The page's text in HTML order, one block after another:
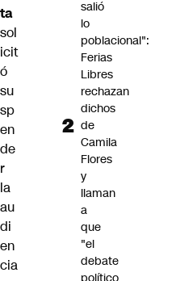
ta
sol
icit
ó
su
sp
en
de
r
la
au
di
en
cia
salió
lo
poblacional":
Ferias
Libres
rechazan
dichos
de
Camila
Flores
y
llaman
a
que
"el
debate
político